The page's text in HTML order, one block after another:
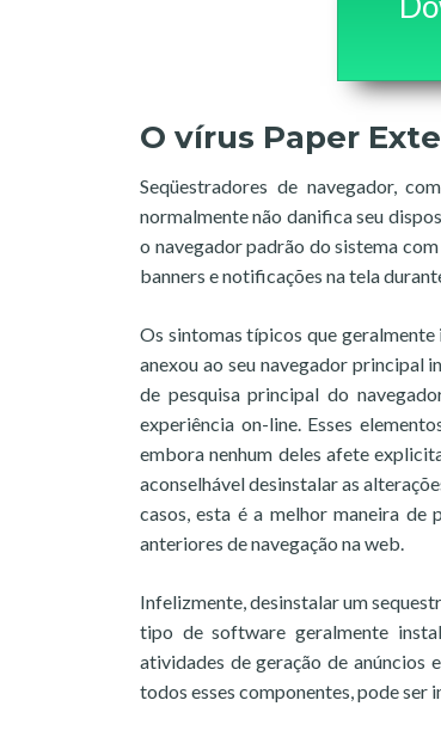
O vírus Paper
Seqüestradores de navegador,
normalmente não danifica seu
o navegador padrão do sistema
banners e notificações na tela
Os sintomas típicos que
anexou ao seu navegador principal
de pesquisa principal do
experiência on-line. Esses
embora nenhum deles afete
aconselhável desinstalar as
casos, esta é a melhor maneira de
anteriores de navegação na web.
Infelizmente, desinstalar um
tipo de software geralmente
atividades de geração de anúncios
todos esses componentes, pode